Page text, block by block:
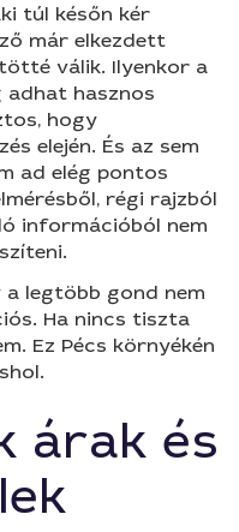
túl későn kér
már elkezdett
válik. Ilyenkor a
adhat hasznos
hogy
elején. És az sem
ad elég pontos
régi rajzból
információból nem
a legtöbb gond nem
Ha nincs tiszta
Ez Pécs környékén
árak és